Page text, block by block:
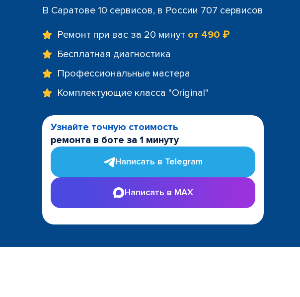
В Саратове 10 сервисов, в России 707 сервисов
Ремонт при вас за 20 минут от 490 ₽
Бесплатная диагностика
Профессиональные мастера
Комплектующие класса "Original"
Узнайте точную стоимость
ремонта в боте за 1 минуту
Написать в Telegram
Написать в MAX